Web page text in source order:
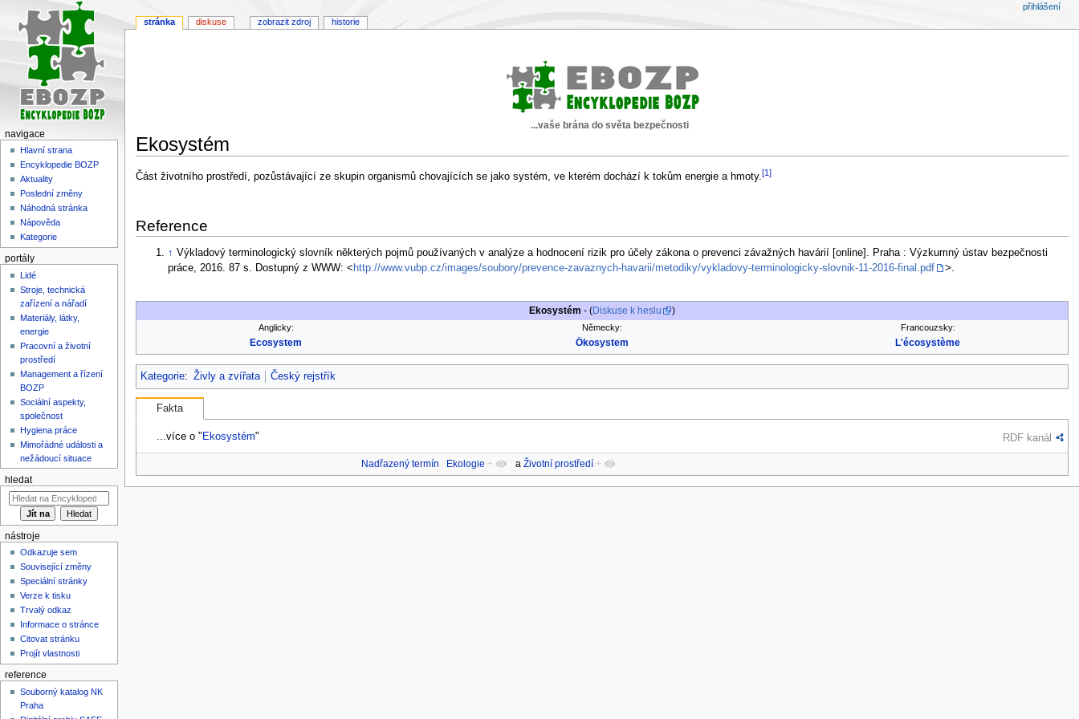
...vaše brána do světa bezpečnosti
Ekosystém
Skočit
Skočit
Část životního prostředí, pozůstávající ze skupin organismů chovajících se jako systém, ve kterém dochází k tokům energie a hmoty.[1]
Reference
↑ Výkladový terminologický slovník některých pojmů používaných v analýze a hodnocení rizik pro účely zákona o prevenci závažných havárií [online]. Praha : Výzkumný ústav bezpečnosti
práce, 2016. 87 s. Dostupný z WWW: < http://www.vubp.cz/images/soubory/prevence-zavaznych-havarii/metodiky/vykladovy-terminologicky-slovnik-11-2016-final.pdf >.
Ekosystém - (Diskuse k heslu )
Anglicky: Německy: Francouzsky:
Ecosystem Ökosystem L'écosystème
Kategorie: Živly a zvířata Český rejstřík
Fakta
...více o " Ekosystém" RDF kanál
Nadřazený termín Ekologie + aŽivotní prostředí +
stránka diskuse zobrazit zdroj historie
přihlášení
navigace
Hlavní strana
Encyklopedie BOZP
Aktuality
Poslední změny
Náhodná stránka
Nápověda
Kategorie
portály
Lidé
Stroje, technická
zařízení a nářadí
Materiály, látky,
energie
Pracovní a životní
prostředí
Management a řízení
BOZP
Sociální aspekty,
společnost
Hygiena práce
Mimořádné události a
nežádoucí situace
hledat
nástroje
Odkazuje sem
Související změny
Speciální stránky
Verze k tisku
Trvalý odkaz
Informace o stránce
Citovat stránku
Projít vlastnosti
reference
Souborný katalog NK
Praha